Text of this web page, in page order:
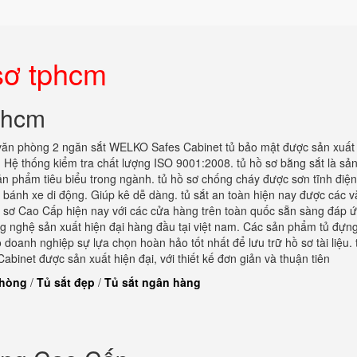
tphcm
phòng 2 ngăn sắt WELKO Safes Cabinet tủ bảo mật được sản
thống kiểm tra chất lượng ISO 9001:2008. tủ hồ sơ bằng sắt là
phẩm tiêu biểu trong ngành. tủ hồ sơ chống cháy được sơn tĩnh
xe di động. Giúp kê dễ dàng. tủ sắt an toàn hiện nay được các
Cao Cấp hiện nay với các cửa hàng trên toàn quốc sẵn sàng đáp
nghệ sản xuất hiện đại hàng đầu tại việt nam. Các sản phẩm tủ
nghiệp sự lựa chọn hoàn hảo tốt nhất để lưu trữ hồ sơ tài liệu.
được sản xuất hiện đại, với thiết kế đơn giản và thuận tiên
/ Tủ sắt đẹp / Tủ sắt ngân hàng